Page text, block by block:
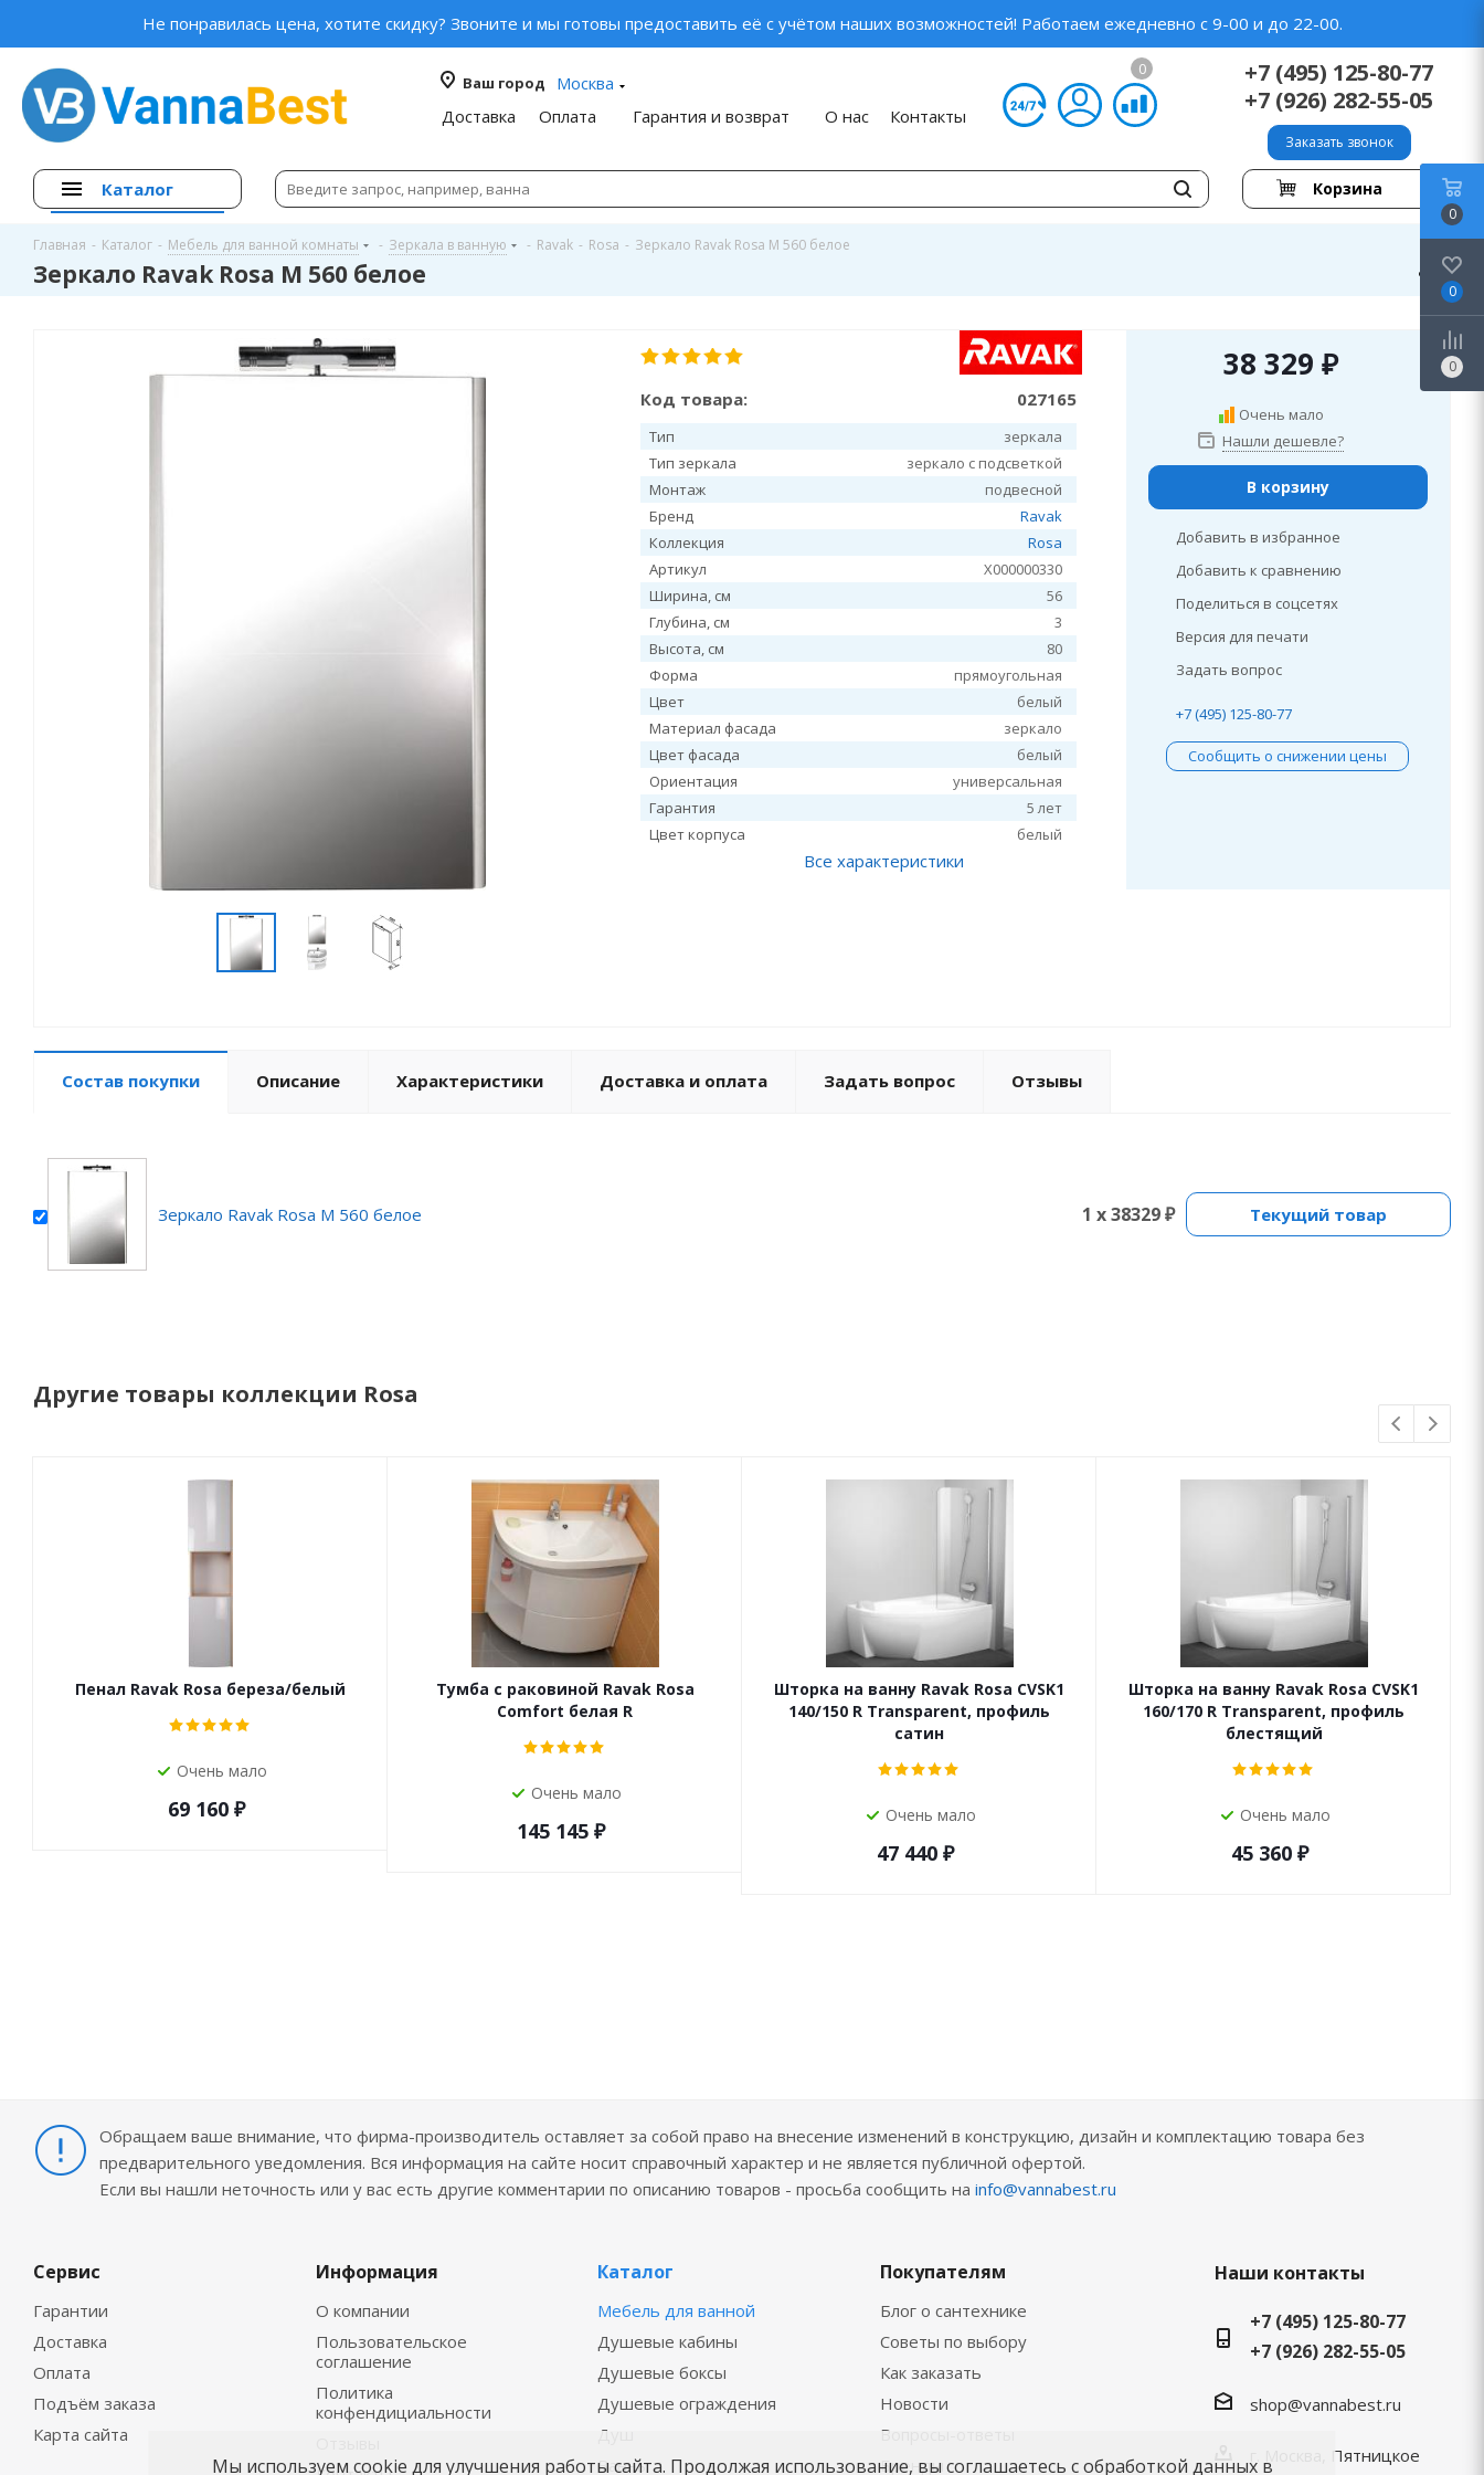
Не понравилась цена, хотите скидку? Звоните и мы готовы предоставить её с учётом наших возможностей! Работаем ежедневно с 9-00 и до 22-00.
Ваш город
Москва
Доставка
Оплата Гарантия и возврат О нас Контакты
0
+7 (495) 125-80-77
+7 (926) 282-55-05
Заказать звонок
Каталог Корзина
Главная - Каталог - Мебель для ванной комнаты - Зеркала в ванную - Ravak - Rosa - Зеркало Ravak Rosa М 560 белое
Зеркало Ravak Rosa М 560 белое
Код товара: 027165
Тип
зеркала
Тип зеркала
зеркало с подсветкой
Монтаж
подвесной
Бренд
Ravak
Коллекция
Rosa
Артикул
X000000330
Ширина, см
56
Глубина, см
3
Высота, см
80
Форма
прямоугольная
Цвет
белый
Материал фасада
зеркало
Цвет фасада
белый
Ориентация
универсальная
Гарантия
5 лет
Цвет корпуса
белый
Все характеристики
38 329 ₽
Очень мало
Нашли дешевле?
В корзину
Добавить в избранное
Добавить к сравнению
Поделиться в соцсетях
Версия для печати
Задать вопрос
+7 (495) 125-80-77
Сообщить о снижении цены
Состав покупки Описание Характеристики Доставка и оплата Задать вопрос Отзывы
Зеркало Ravak Rosa М 560 белое 1 x 38329 ₽ Текущий товар
Другие товары коллекции Rosa
Пенал Ravak Rosa береза/белый
Очень мало
69 160 ₽
Тумба с раковиной Ravak Rosa
Comfort белая R
Очень мало
145 145 ₽
Шторка на ванну Ravak Rosa CVSK1
140/150 R Transparent, профиль
сатин
Очень мало
47 440 ₽
Шторка на ванну Ravak Rosa CVSK1
160/170 R Transparent, профиль
блестящий
Очень мало
45 360 ₽
Обращаем ваше внимание, что фирма-производитель оставляет за собой право на внесение изменений в конструкцию, дизайн и комплектацию товара без
предварительного уведомления. Вся информация на сайте носит справочный характер и не является публичной офертой.
Если вы нашли неточность или у вас есть другие комментарии по описанию товаров - просьба сообщить на info@vannabest.ru
Сервис
Гарантии
Доставка
Оплата
Подъём заказа
Карта сайта
Информация
О компании
Пользовательское
соглашение
Политика
конфендициальности
Каталог
Мебель для ванной
Душевые кабины
Душевые боксы
Душевые ограждения
Душ
Ванны
Покупателям
Блог о сантехнике
Советы по выбору
Как заказать
Новости
Вопросы-ответы
Бренды
Наши контакты
+7 (495) 125-80-77
+7 (926) 282-55-05
shop@vannabest.ru
г. Москва, Пятницкое
0
0
0
Мы используем cookie для улучшения работы сайта. Продолжая использование, вы соглашаетесь с обработкой данных в